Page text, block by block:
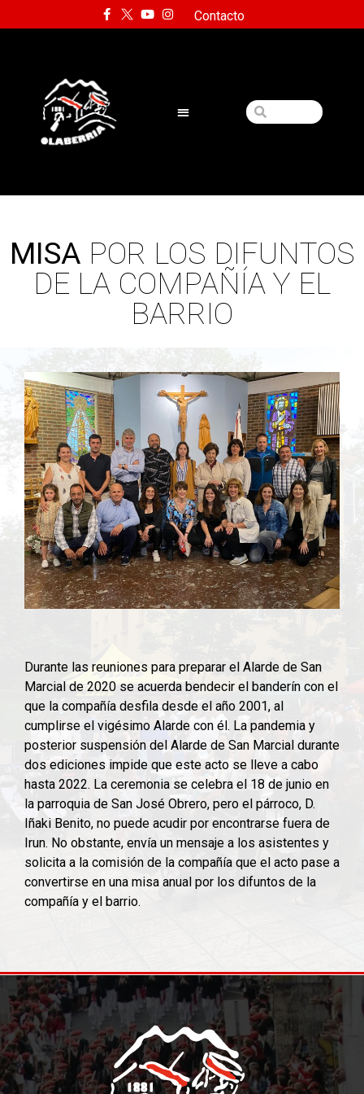
Contacto
MISA POR LOS DIFUNTOS
DE LA COMPAÑÍA Y EL
BARRIO
Durante las reuniones para preparar el Alarde de San
Marcial de 2020 se acuerda bendecir el banderín con el
que la compañía desfila desde el año 2001, al
cumplirse el vigésimo Alarde con él. La pandemia y
posterior suspensión del Alarde de San Marcial durante
dos ediciones impide que este acto se lleve a cabo
hasta 2022. La ceremonia se celebra el 18 de junio en
la parroquia de San José Obrero, pero el párroco, D.
Iñaki Benito, no puede acudir por encontrarse fuera de
Irun. No obstante, envía un mensaje a los asistentes y
solicita a la comisión de la compañía que el acto pase a
convertirse en una misa anual por los difuntos de la
compañía y el barrio.